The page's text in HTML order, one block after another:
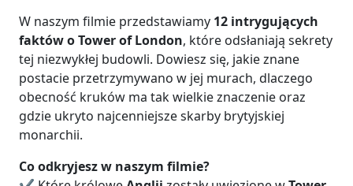
W naszym filmie przedstawiamy 12 intrygujących
faktów o Tower of London, które odsłaniają sekrety
tej niezwykłej budowli. Dowiesz się, jakie znane
postacie przetrzymywano w jej murach, dlaczego
obecność kruków ma tak wielkie znaczenie oraz
gdzie ukryto najcenniejsze skarby brytyjskiej
monarchii.
Co odkryjesz w naszym filmie?